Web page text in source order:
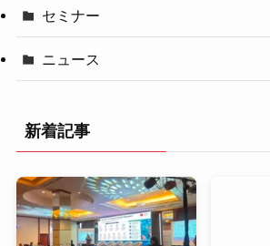
セミナー
ニュース
新着記事